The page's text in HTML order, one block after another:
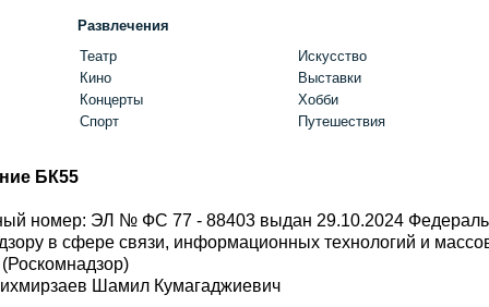
Развлечения
Театр
Кино
Концерты
Спорт
Искусство
Выставки
Хобби
Путешествия
БК55
номер: ЭЛ № ФС 77 - 88403 выдан 29.10.2024
в сфере связи, информационных технологий и
Шамил Кумагаджиевич